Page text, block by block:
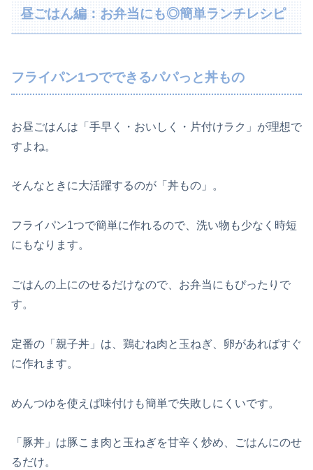
昼ごはん編：お弁当にも◎簡単ランチレシピ
フライパン1つでできるパパっと丼もの
お昼ごはんは「手早く・おいしく・片付けラク」が理想で
すよね。
そんなときに大活躍するのが「丼もの」。
フライパン1つで簡単に作れるので、洗い物も少なく時短
にもなります。
ごはんの上にのせるだけなので、お弁当にもぴったりで
す。
定番の「親子丼」は、鶏むね肉と玉ねぎ、卵があればすぐ
に作れます。
めんつゆを使えば味付けも簡単で失敗しにくいです。
「豚丼」は豚こま肉と玉ねぎを甘辛く炒め、ごはんにのせ
るだけ。